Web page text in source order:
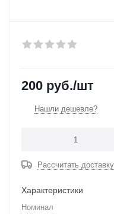
200 руб./шт
Нашли дешевле?
Рассчитать доставку
Характеристики
Номинал